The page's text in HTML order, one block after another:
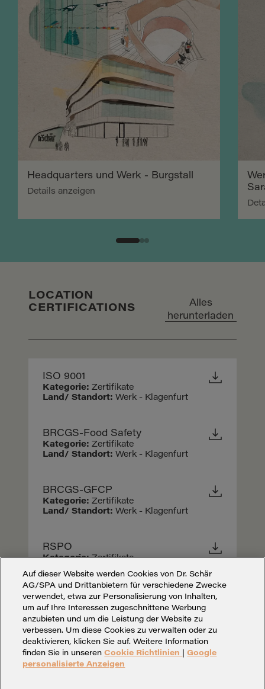
Headquarters und Werk - Burgstall
Details anzeigen
LOCATION
CERTIFICATIONS
Alles
herunterladen
ISO 9001
Kategorie: Zertifikate
Land/ Standort: Werk - Klagenfurt
BRCGS-Food Safety
Kategorie: Zertifikate
Land/ Standort: Werk - Klagenfurt
BRCGS-GFCP
Kategorie: Zertifikate
Land/ Standort: Werk - Klagenfurt
RSPO
Kategorie:Zertifikate
Auf dieser Website werden Cookies von Dr. Schär
AG/SPA und Drittanbietern für verschiedene Zwecke
verwendet, etwa zur Personalisierung von Inhalten,
um auf Ihre Interessen zugeschnittene Werbung
anzubieten und um die Leistung der Website zu
verbessen. Um diese Cookies zu verwalten oder zu
deaktivieren, klicken Sie auf. Weitere Information
finden Sie in unserenCookie Richtlinien |Google
personalisierte Anzeigen